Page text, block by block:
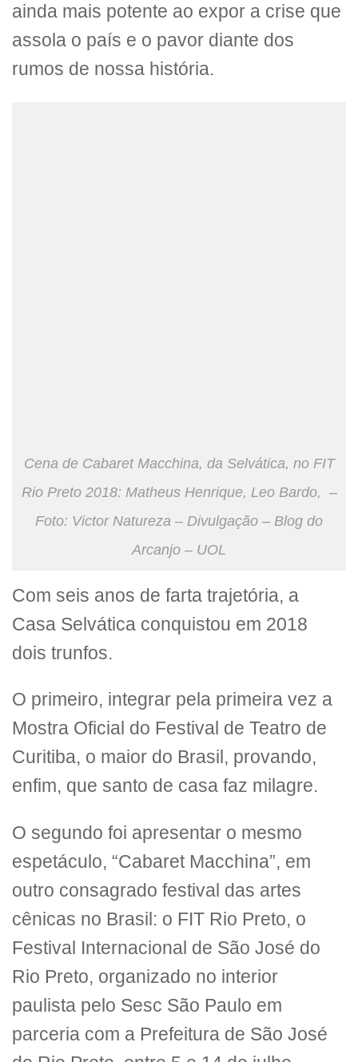
ainda mais potente ao expor a crise que
assola o país e o pavor diante dos
rumos de nossa história.
Cena de Cabaret Macchina, da Selvática, no FIT
Rio Preto 2018: Matheus Henrique, Leo Bardo, –
Foto: Victor Natureza – Divulgação – Blog do
Arcanjo – UOL
Com seis anos de farta trajetória, a
Casa Selvática conquistou em 2018
dois trunfos.
O primeiro, integrar pela primeira vez a
Mostra Oficial do Festival de Teatro de
Curitiba, o maior do Brasil, provando,
enfim, que santo de casa faz milagre.
O segundo foi apresentar o mesmo
espetáculo, “Cabaret Macchina”, em
outro consagrado festival das artes
cênicas no Brasil: o FIT Rio Preto, o
Festival Internacional de São José do
Rio Preto, organizado no interior
paulista pelo Sesc São Paulo em
parceria com a Prefeitura de São José